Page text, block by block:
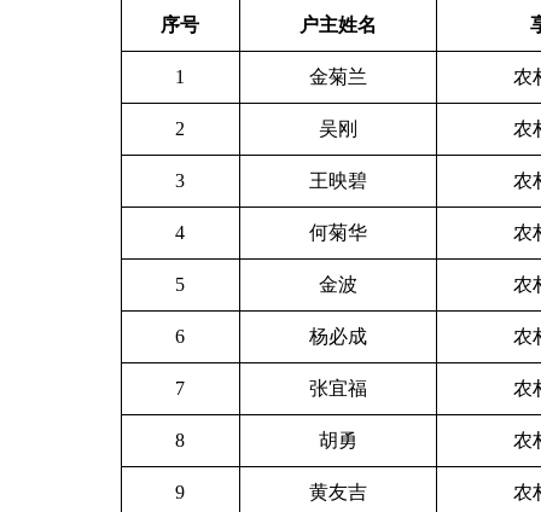
序号 户主姓名
1 金菊兰 农
2 吴刚 农
3 王映碧 农
4 何菊华 农
5 金波 农
6 杨必成 农
7 张宜福 农
8 胡勇 农
9 黄友吉 农